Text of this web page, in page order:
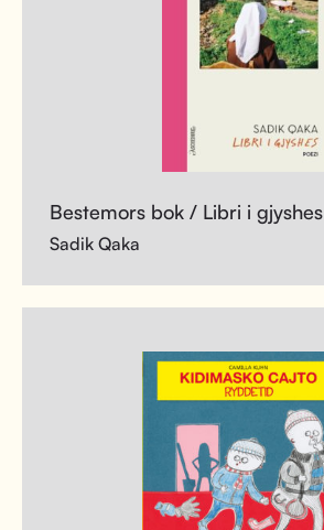
Bestemors bok / Libri i gjyshes
Sadik Qaka